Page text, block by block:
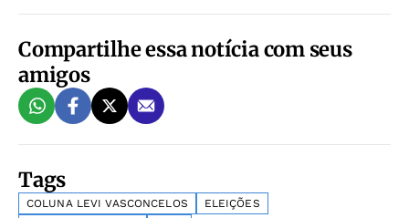
Compartilhe essa notícia com seus
amigos
Tags
COLUNA LEVI VASCONCELOS
ELEIÇÕES